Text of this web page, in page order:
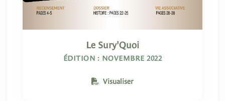
Le Sury'Quoi
ÉDITION : NOVEMBRE 2022
Visualiser